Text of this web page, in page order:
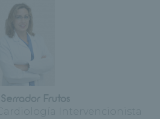
Frutos
Intervencionista